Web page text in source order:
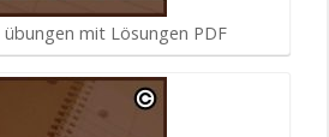
mit Lösungen PDF